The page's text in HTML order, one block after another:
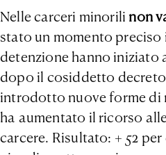
Nelle carceri minorilinon
stato un momento preciso
detenzione hanno iniziato
dopo il cosiddetto
introdotto nuove forme di
ha aumentato il ricorso
carcere. Risultato: + 52